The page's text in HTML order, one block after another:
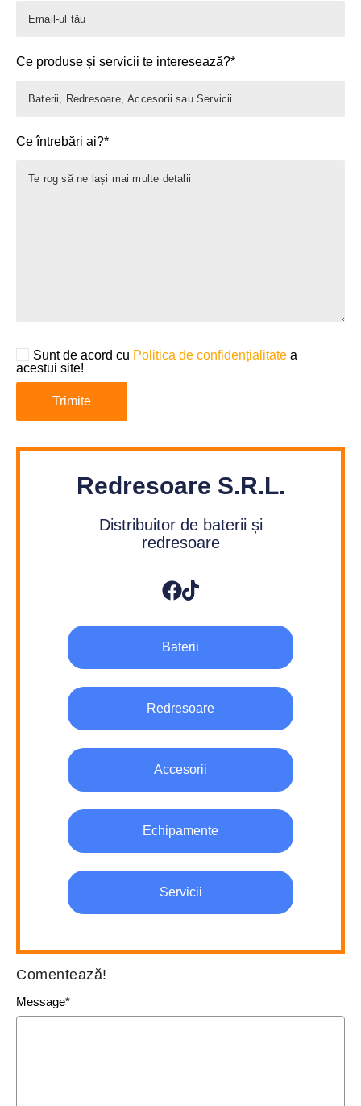
Ce produse și servicii te interesează?*
Ce întrebări ai?*
Sunt de acord cu Politica de confidențialitate a
acestui site!
Redresoare S.R.L.
Distribuitor de baterii și
redresoare
Baterii
Redresoare
Accesorii
Echipamente
Servicii
Comentează!
Message*